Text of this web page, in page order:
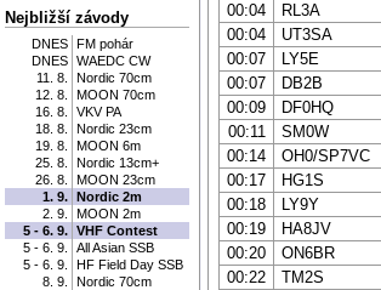
Nejbližší závody
DNES FM pohár
DNES WAEDC CW
11. 8.
Nordic 70cm
12. 8.
MOON 70cm
16. 8.
VKV PA
18. 8.
Nordic 23cm
19. 8.
MOON 6m
25. 8.
Nordic 13cm+
26. 8.
MOON 23cm
1. 9. Nordic 2m
2. 9.
MOON 2m
5 - 6. 9. VHF Contest
5 - 6. 9.
All Asian SSB
5 - 6. 9.
HF Field Day SSB
8. 9.
Nordic 70cm
00:04
RL3A
00:04
UT3SA
00:07
LY5E
00:07
DB2B
00:09
DF0HQ
00:11
SM0W
00:14
OH0/SP7VC
00:17
HG1S
00:18
LY9Y
00:19
HA8JV
00:20
ON6BR
00:22
TM2S